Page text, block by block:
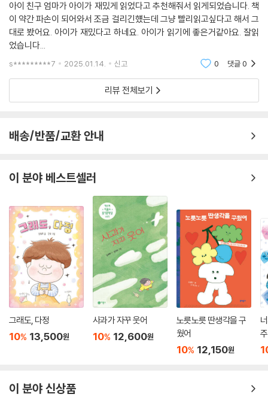
뒹굴 누워 쉬기도 하고
또 걷기도 하는데 사람들은 잘 모르네요.
하늘을 뚫어 구멍이라도 나면
비 주머니가 툭, 터지면 어쩌려는지
걱정이네요, 걱정
그럼 방송 출연 좀 생각해 볼게요.
-“방송 출연 ｜ 산양” 중에서
책 전체에 등장하는 생물은 총 50여 종에 달한다. 그중에는 삵, 수달처럼
비교적 익숙한 것들도 있지만 참배암차즈기나 호사비오리처럼 낯선 생물
까지 두루 다루었다. 다채로운 생물들이 화자로서 독자들에게 직접 말을
건네고 있어 독자들은 평소에는 만나기 힘든 생물들의 이야기를 친근한 거
리에서 감상할 수 있다. 더불어 생물의 생김새, 서식지 등 생태적 정보까지
함축하고 있어 시를 감상하기만 해도 관련 지식을 자연스럽게 습득할 수
있다.
펄펄 하얀 눈이 좋아
아이 친구 엄마가 아이가 재밌게 읽었다고 추천해줘서 읽게되었습니다. 책
이 약간 파손이 되어와서 조금 걸리긴헀는데 그냥 빨리읽고싶다고 해서 그
대로 봤어요. 아이가 재밌다고 하네요. 아이가 읽기에 좋은거같아요. 잘읽
었습니다...
s*********7 2025.01.14. 신고 0 댓글0
리뷰 전체보기
배송/반품/교환 안내
이 분야 베스트셀러
그래도, 다정
10% 13,500원
사과가 자꾸 웃어
10% 12,600원
노릇노릇 딴생각을 구
웠어
10% 12,150원
이 분야 신상품